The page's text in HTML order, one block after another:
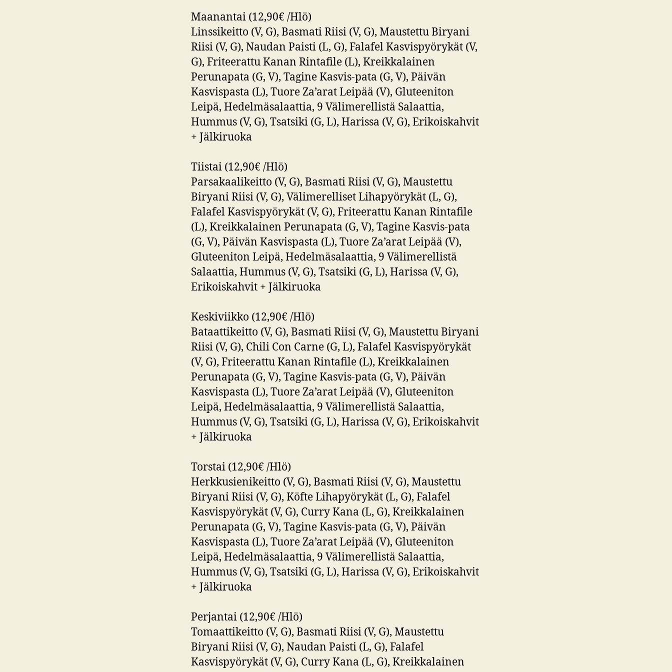
Maanantai (12,90€ /Hlö)
Linssikeitto (V, G), Basmati Riisi (V, G), Maustettu Biryani
Riisi (V, G), Naudan Paisti (L, G), Falafel Kasvispyörykät (V,
G), Friteerattu Kanan Rintafile (L), Kreikkalainen
Perunapata (G, V), Tagine Kasvis-pata (G, V), Päivän
Kasvispasta (L), Tuore Za’arat Leipää (V), Gluteeniton
Leipä, Hedelmäsalaattia, 9 Välimerellistä Salaattia,
Hummus (V, G), Tsatsiki (G, L), Harissa (V, G), Erikoiskahvit
+ Jälkiruoka
Tiistai (12,90€ /Hlö)
Parsakaalikeitto (V, G), Basmati Riisi (V, G), Maustettu
Biryani Riisi (V, G), Välimerelliset Lihapyörykät (L, G),
Falafel Kasvispyörykät (V, G), Friteerattu Kanan Rintafile
(L), Kreikkalainen Perunapata (G, V), Tagine Kasvis-pata
(G, V), Päivän Kasvispasta (L), Tuore Za’arat Leipää (V),
Gluteeniton Leipä, Hedelmäsalaattia, 9 Välimerellistä
Salaattia, Hummus (V, G), Tsatsiki (G, L), Harissa (V, G),
Erikoiskahvit + Jälkiruoka
Keskiviikko (12,90€ /Hlö)
Bataattikeitto (V, G), Basmati Riisi (V, G), Maustettu Biryani
Riisi (V, G), Chili Con Carne (G, L), Falafel Kasvispyörykät
(V, G), Friteerattu Kanan Rintafile (L), Kreikkalainen
Perunapata (G, V), Tagine Kasvis-pata (G, V), Päivän
Kasvispasta (L), Tuore Za’arat Leipää (V), Gluteeniton
Leipä, Hedelmäsalaattia, 9 Välimerellistä Salaattia,
Hummus (V, G), Tsatsiki (G, L), Harissa (V, G), Erikoiskahvit
+ Jälkiruoka
Torstai (12,90€ /Hlö)
Herkkusienikeitto (V, G), Basmati Riisi (V, G), Maustettu
Biryani Riisi (V, G), Köfte Lihapyörykät (L, G), Falafel
Kasvispyörykät (V, G), Curry Kana (L, G), Kreikkalainen
Perunapata (G, V), Tagine Kasvis-pata (G, V), Päivän
Kasvispasta (L), Tuore Za’arat Leipää (V), Gluteeniton
Leipä, Hedelmäsalaattia, 9 Välimerellistä Salaattia,
Hummus (V, G), Tsatsiki (G, L), Harissa (V, G), Erikoiskahvit
+ Jälkiruoka
Perjantai (12,90€ /Hlö)
Tomaattikeitto (V, G), Basmati Riisi (V, G), Maustettu
Biryani Riisi (V, G), Naudan Paisti (L, G), Falafel
Kasvispyörykät (V, G), Curry Kana (L, G), Kreikkalainen